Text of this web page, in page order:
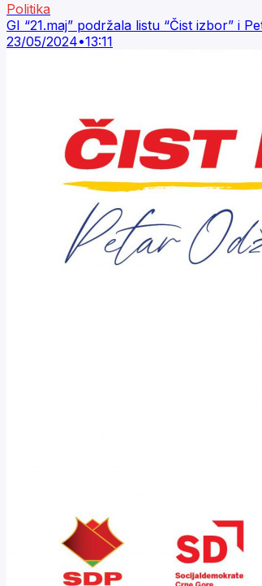
Politika
GI “21.maj” podržala listu “Čist izbor” i
23/05/2024•13:11